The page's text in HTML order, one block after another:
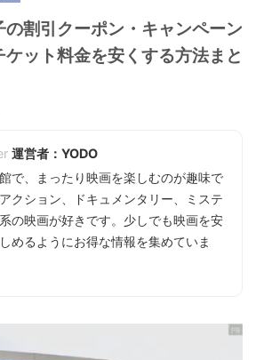
割引クーポン・キャンペーン
ット料金を安くする方法まと
運営者：YODO
で、まったり映画を楽しむのが趣味で
クション、ドキュメンタリー、ミステ
の映画が好きです。少しでも映画を安
めるようにお得な情報を集めていま